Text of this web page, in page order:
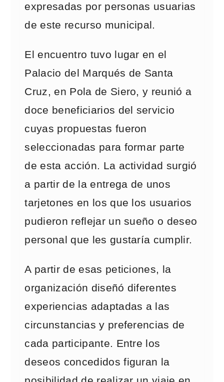
expresadas por personas usuarias
de este recurso municipal.
El encuentro tuvo lugar en el
Palacio del Marqués de Santa
Cruz, en Pola de Siero, y reunió a
doce beneficiarios del servicio
cuyas propuestas fueron
seleccionadas para formar parte
de esta acción. La actividad surgió
a partir de la entrega de unos
tarjetones en los que los usuarios
pudieron reflejar un sueño o deseo
personal que les gustaría cumplir.
A partir de esas peticiones, la
organización diseñó diferentes
experiencias adaptadas a las
circunstancias y preferencias de
cada participante. Entre los
deseos concedidos figuran la